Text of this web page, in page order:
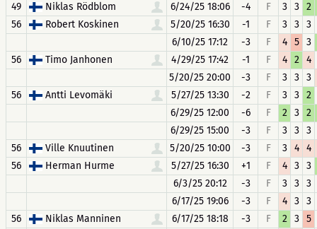
49
Niklas Rödblom 6/24/25 18:06 -4 F 3 3
2
56
Robert Koskinen 5/20/25 16:30 -1 F 3 3
3
6/10/25 17:12
-3 F 4 5
3
56
Timo Janhonen 4/29/25 17:42 -1 F 4 2
4
5/20/25 20:00
-3 F 3 3
3
56
Antti Levomäki 5/27/25 13:30 -2 F 3 3
2
6/29/25 12:00
-6 F 2 3
2
6/29/25 15:00
-3 F 3 3
3
56
Ville Knuutinen 5/20/25 10:00 -3 F 3 4
4
56
Herman Hurme 5/27/25 16:30 +1 F 4 3
3
6/3/25 20:12
-3 F 3 3
3
6/17/25 19:06
-3 F 4 3
3
56
Niklas Manninen 6/17/25 18:18 -3 F 2 3
5